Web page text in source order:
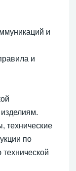
и
и
технические
по